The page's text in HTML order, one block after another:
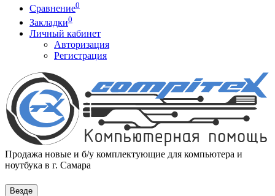
Сравнение0
Закладки0
Личный кабинет
Авторизация
Регистрация
Продажа новые и б/у комплектующие для компьютера и
ноутбука в г. Самара
Везде